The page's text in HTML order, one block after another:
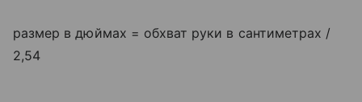
размер в дюймах = обхват руки в сантиметрах /
2,54